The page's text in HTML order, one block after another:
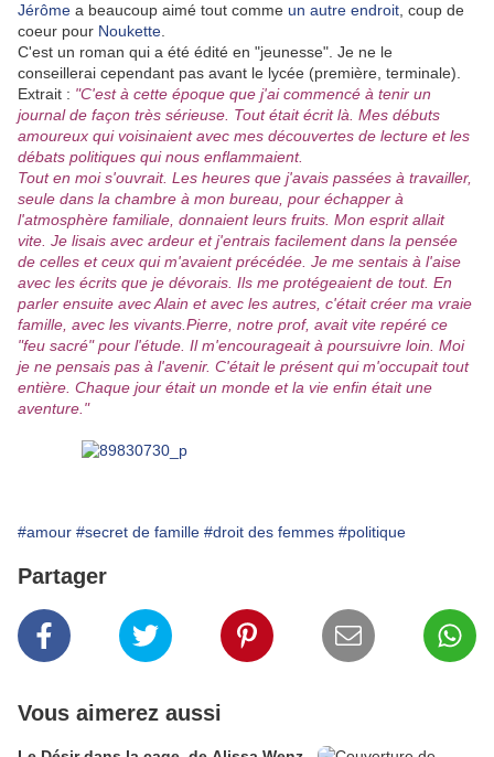
Jérôme a beaucoup aimé tout comme un autre endroit , coup de
coeur pour Noukette
C'est un roman qui a été édité en "jeunesse". Je ne le
conseillerai cependant pas avant le lycée (première, terminale).
Extrait : "C'est à cette époque que j'ai commencé à tenir un
journal de façon très sérieuse. Tout était écrit là. Mes débuts
amoureux qui voisinaient avec mes découvertes de lecture et les
débats politiques qui nous enflammaient.
Tout en moi s'ouvrait. Les heures que j'avais passées à travailler,
seule dans la chambre à mon bureau, pour échapper à
l'atmosphère familiale, donnaient leurs fruits. Mon esprit allait
vite. Je lisais avec ardeur et j'entrais facilement dans la pensée
de celles et ceux qui m'avaient précédée. Je me sentais à l'aise
avec les écrits que je dévorais. Ils me protégeaient de tout. En
parler ensuite avec Alain et avec les autres, c'était créer ma vraie
famille, avec les vivants.Pierre, notre prof, avait vite repéré ce
"feu sacré" pour l'étude. Il m'encourageait à poursuivre loin. Moi
je ne pensais pas à l'avenir. C'était le présent qui m'occupait tout
entière. Chaque jour était un monde et la vie enfin était une
aventure."
#amour #secret de famille #droit des femmes #politique
Partager
Vous aimerez aussi